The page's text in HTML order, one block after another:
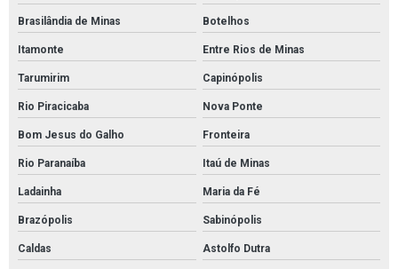
Brasilândia de Minas Botelhos
Itamonte Entre Rios de Minas
Tarumirim Capinópolis
Rio Piracicaba Nova Ponte
Bom Jesus do Galho Fronteira
Rio Paranaíba Itaú de Minas
Ladainha Maria da Fé
Brazópolis Sabinópolis
Caldas Astolfo Dutra